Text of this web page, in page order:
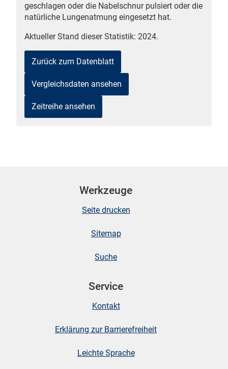
geschlagen oder die Nabelschnur pulsiert oder die
natürliche Lungenatmung eingesetzt hat.
Aktueller Stand dieser Statistik: 2024.
Zurück zum Datenblatt
Vergleichsdaten ansehen
Zeitreihe ansehen
Werkzeuge
Seite drucken
Sitemap
Suche
Service
Kontakt
Erklärung zur Barrierefreiheit
Leichte Sprache